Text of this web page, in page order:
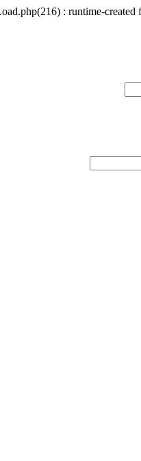
: runtime-created